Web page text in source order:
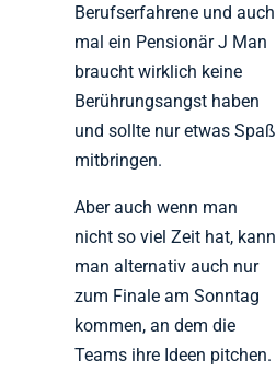
Berufserfahrene und auch
mal ein Pensionär J Man
braucht wirklich keine
Berührungsangst haben
und sollte nur etwas Spaß
mitbringen.
Aber auch wenn man
nicht so viel Zeit hat, kann
man alternativ auch nur
zum Finale am Sonntag
kommen, an dem die
Teams ihre Ideen pitchen.